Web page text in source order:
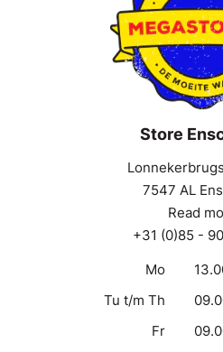
Store
7547 AL
Read
+31 (0)85 -
Mo
Tu t/m Th
Fr